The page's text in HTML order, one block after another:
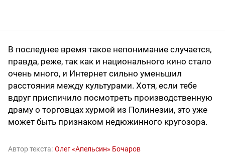
В последнее время такое непонимание случается,
правда, реже, так как и национального кино стало
очень много, и Интернет сильно уменьшил
расстояния между культурами. Хотя, если тебе
вдруг приспичило посмотреть производственную
драму о торговцах хурмой из Полинезии, это уже
может быть признаком недюжинного кругозора.
Автор текста: Олег «Апельсин» Бочаров